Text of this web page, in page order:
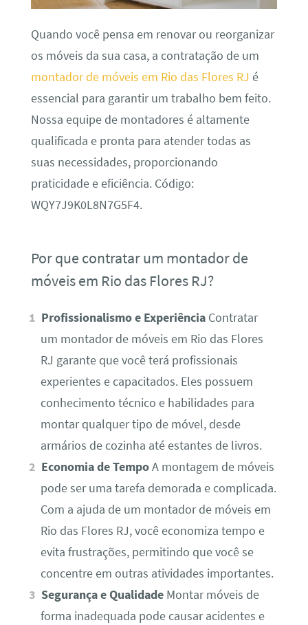
Quando você pensa em renovar ou reorganizar
os móveis da sua casa, a contratação de um
montador de móveis em Rio das Flores RJ é
essencial para garantir um trabalho bem feito.
Nossa equipe de montadores é altamente
qualificada e pronta para atender todas as
suas necessidades, proporcionando
praticidade e eficiência. Código:
WQY7J9K0L8N7G5F4.
Por que contratar um montador de
móveis em Rio das Flores RJ?
Profissionalismo e Experiência Contratar
um montador de móveis em Rio das Flores
RJ garante que você terá profissionais
experientes e capacitados. Eles possuem
conhecimento técnico e habilidades para
montar qualquer tipo de móvel, desde
armários de cozinha até estantes de livros.
Economia de TempoA montagem de móveis
pode ser uma tarefa demorada e complicada.
Com a ajuda de um montador de móveis em
Rio das Flores RJ, você economiza tempo e
evita frustrações, permitindo que você se
concentre em outras atividades importantes.
Segurança e Qualidade Montar móveis de
forma inadequada pode causar acidentes e